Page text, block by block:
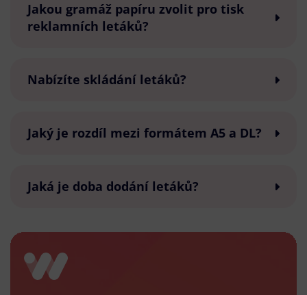
Jakou gramáž papíru zvolit pro tisk
reklamních letáků?
Nabízíte skládání letáků?
Jaký je rozdíl mezi formátem A5 a DL?
Jaká je doba dodání letáků?